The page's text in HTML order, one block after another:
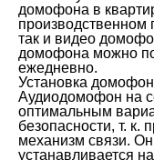
домофона в
так и видео
домофона можно
ежедневно.
Установка
Аудиодомофон на
оптимальным
безопасности, т. к.
механизм связи. Он
устанавливается